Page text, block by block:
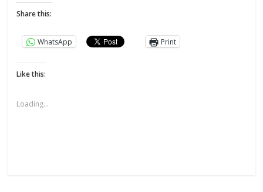
Share this:
WhatsApp Print
Like this:
Loading...